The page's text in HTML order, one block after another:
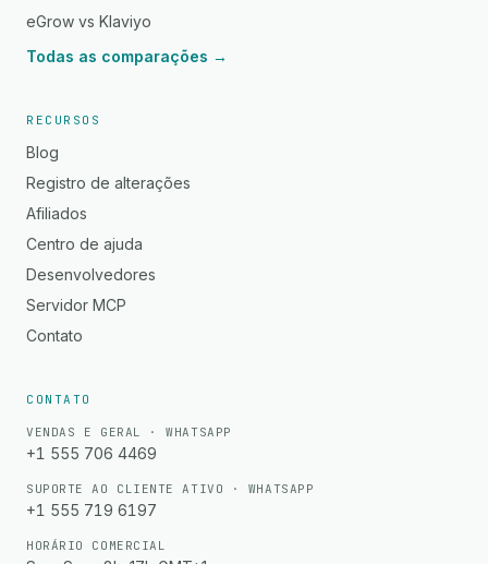
eGrow vs Klaviyo
Todas as comparações →
RECURSOS
Blog
Registro de alterações
Afiliados
Centro de ajuda
Desenvolvedores
Servidor MCP
Contato
CONTATO
VENDAS E GERAL · WHATSAPP
+1 555 706 4469
SUPORTE AO CLIENTE ATIVO · WHATSAPP
+1 555 719 6197
HORÁRIO COMERCIAL